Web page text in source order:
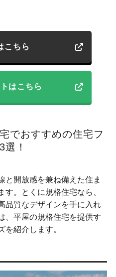
こちら
はこちら
でおすすめの住宅フ
！
と開放感を兼ね備えた住ま
。とくに規格住宅なら、
品質なデザインを手に入れ
、平屋の規格住宅を提供す
を紹介します。